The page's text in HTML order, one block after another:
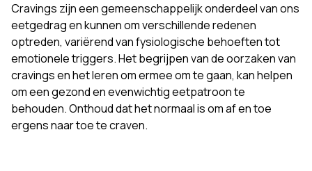
Cravings zijn een gemeenschappelijk onderdeel van ons
eetgedrag en kunnen om verschillende redenen
optreden, variërend van fysiologische behoeften tot
emotionele triggers. Het begrijpen van de oorzaken van
cravings en het leren om ermee om te gaan, kan helpen
om een gezond en evenwichtig eetpatroon te
behouden. Onthoud dat het normaal is om af en toe
ergens naar toe te craven.